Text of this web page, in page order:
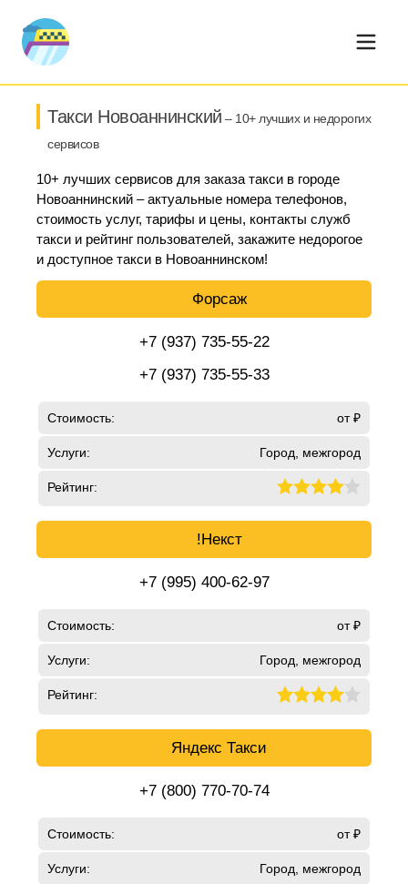
Такси Новоаннинский – 10+ лучших и недорогих
сервисов
10+ лучших сервисов для заказа такси в городе
Новоаннинский – актуальные номера телефонов,
стоимость услуг, тарифы и цены, контакты служб
такси и рейтинг пользователей, закажите недорогое
и доступное такси в Новоаннинском!
Форсаж
+7 (937) 735-55-22
+7 (937) 735-55-33
Стоимость: от ₽
Услуги: Город, межгород
Рейтинг:
!Некст
+7 (995) 400-62-97
Стоимость: от ₽
Услуги: Город, межгород
Рейтинг:
Яндекс Такси
+7 (800) 770-70-74
Стоимость: от ₽
Услуги: Город, межгород